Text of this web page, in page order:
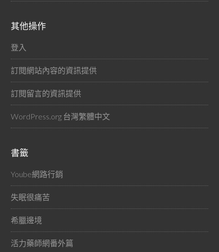
其他操作
登入
訂閱網站內容的資訊提供
訂閱留言的資訊提供
WordPress.org 台灣繁體中文
書籤
Yoube網路行銷
失眠很痛苦
希臘邊境
活力藥師網番外篇